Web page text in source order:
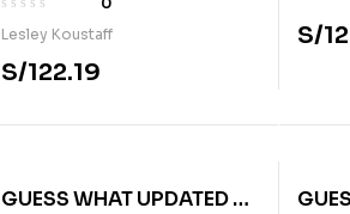
Lesley Koustaff
S/122.19
S/
GUESS WHAT UPDATED BE